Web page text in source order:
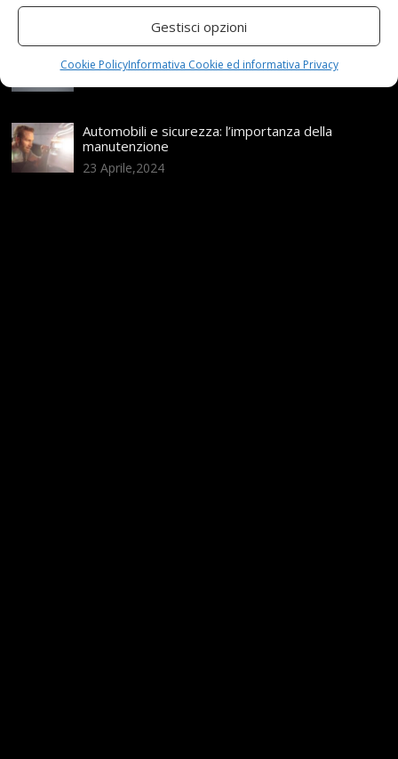
Gestisci opzioni
Cookie PolicyInformativa Cookie ed informativa Privacy
Nuova MG ZS Hybrid+: i SUV si fanno ibridi
24 Novembre,2024
Automobili e sicurezza: l’importanza della
manutenzione
23 Aprile,2024